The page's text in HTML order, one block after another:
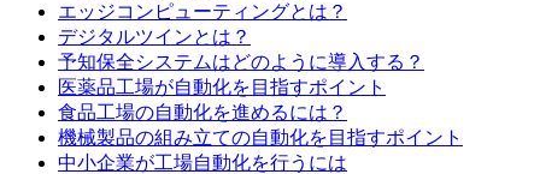
エッジコンピューティングとは？
デジタルツインとは？
予知保全システムはどのように導入する？
医薬品工場が自動化を目指すポイント
食品工場の自動化を進めるには？
機械製品の組み立ての自動化を目指すポイント
中小企業が工場自動化を行うには